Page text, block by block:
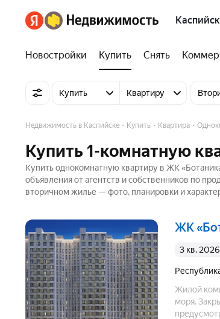
Каспийск
Новостройки Купить Снять
Купить Квартиру
Недвижимость в Каспийске Купить Квартира
Купить 1-комнатную
Купить однокомнатную квартиру в ЖК
объявления от агентств и собственников по
вторичном жилье — фото, планировки и
ЖК
3 кв. 2026
Жилой
моря.